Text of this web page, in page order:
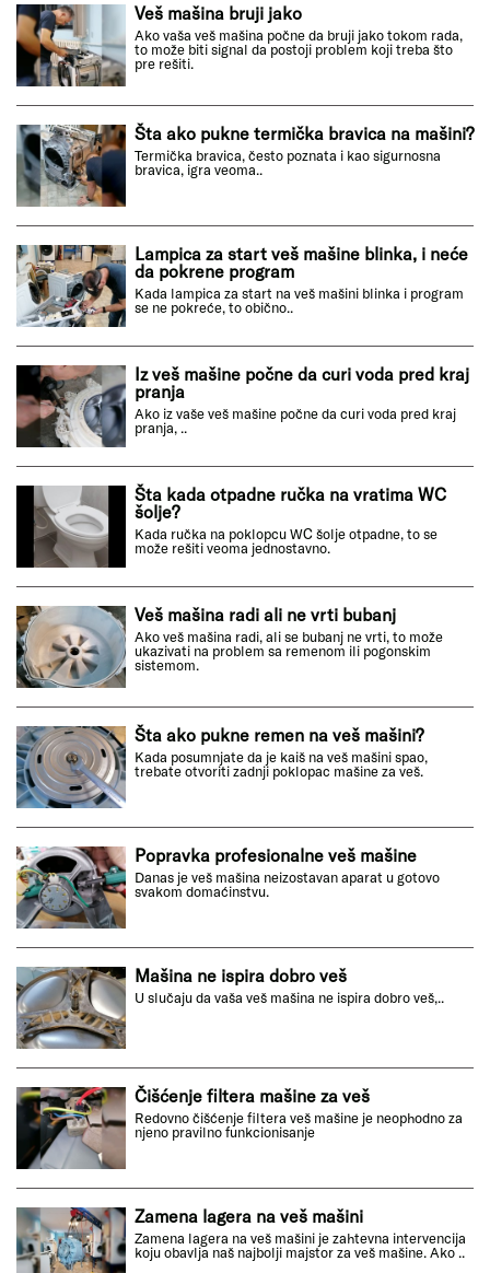
Veš mašina bruji jako
Ako vaša veš mašina počne da bruji jako tokom rada,
to može biti signal da postoji problem koji treba što
pre rešiti.
Šta ako pukne termička bravica na mašini?
Termička bravica, često poznata i kao sigurnosna
bravica, igra veoma..
Lampica za start veš mašine blinka, i neće
da pokrene program
Kada lampica za start na veš mašini blinka i program
se ne pokreće, to obično..
Iz veš mašine počne da curi voda pred kraj
pranja
Ako iz vaše veš mašine počne da curi voda pred kraj
pranja, ..
Šta kada otpadne ručka na vratima WC
šolje?
Kada ručka na poklopcu WC šolje otpadne, to se
može rešiti veoma jednostavno.
Veš mašina radi ali ne vrti bubanj
Ako veš mašina radi, ali se bubanj ne vrti, to može
ukazivati na problem sa remenom ili pogonskim
sistemom.
Šta ako pukne remen na veš mašini?
Kada posumnjate da je kaiš na veš mašini spao,
trebate otvoriti zadnji poklopac mašine za veš.
Popravka profesionalne veš mašine
Danas je veš mašina neizostavan aparat u gotovo
svakom domaćinstvu.
Mašina ne ispira dobro veš
U slučaju da vaša veš mašina ne ispira dobro veš,..
Čišćenje filtera mašine za veš
Redovno čišćenje filtera veš mašine je neophodno za
njeno pravilno funkcionisanje
Zamena lagera na veš mašini
Zamena lagera na veš mašini je zahtevna intervencija
koju obavlja naš najbolji majstor za veš mašine. Ako ..